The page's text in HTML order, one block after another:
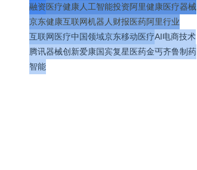
融资医疗健康人工智能投资阿里健康医疗器械
京东健康互联网机器人 财报医药阿里行业
互联网医疗中国领域京东移动医疗AI电商技术
腾讯器械创新爱康国宾复星医药金丐齐鲁制药
智能